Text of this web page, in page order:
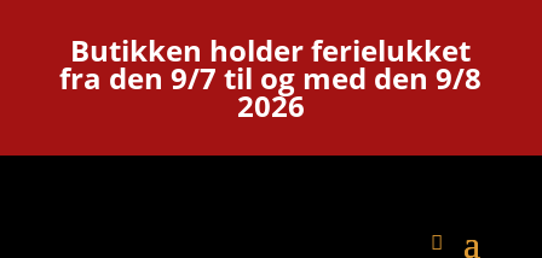
Butikken holder ferielukket
fra den 9/7 til og med den 9/8
2026